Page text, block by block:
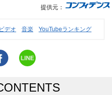
提供元：
デオ 音楽 YouTubeランキング